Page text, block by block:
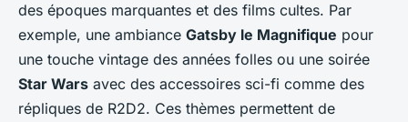
des époques marquantes et des films cultes. Par
exemple, une ambiance Gatsby le Magnifique pour
une touche vintage des années folles ou une soirée
Star Wars avec des accessoires sci-fi comme des
répliques de R2D2. Ces thèmes permettent de